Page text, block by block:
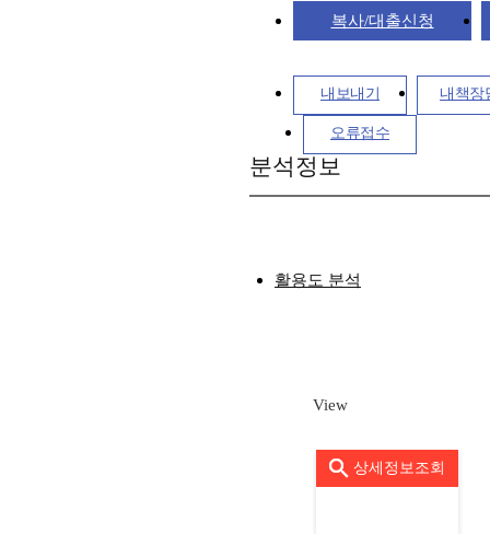
복사/대출신청
내보내기 내책장
오류접수
분석정보
활용도 분석
View
상세정보조회